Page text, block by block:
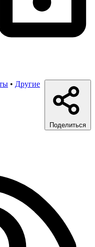
• Другие
Поделиться